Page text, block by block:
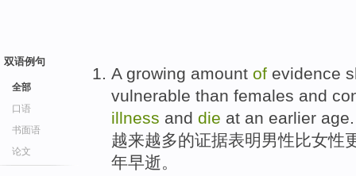
双语例句
全部
口语
书面语
论文
A growing amount of evidence
vulnerable than females and
illness and die at an earlier age.
越来越多的证据表明 男性比女性
年早逝。